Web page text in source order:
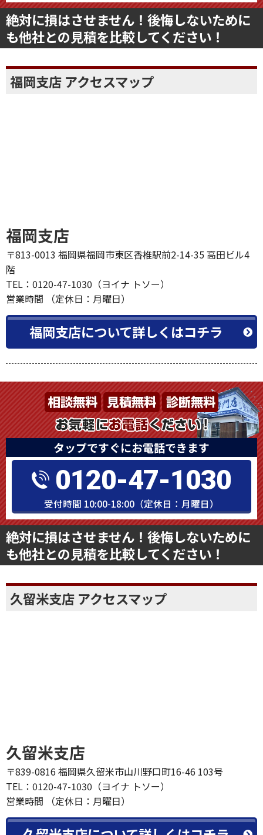
絶対に損はさせません！後悔しないために
も他社との見積を比較してください！
福岡支店 アクセスマップ
福岡支店
〒813-0013 福岡県福岡市東区香椎駅前2-14-35 高田ビル4
階
TEL：0120-47-1030（ヨイナ トソー）
営業時間 （定休日：月曜日）
福岡支店について詳しくはコチラ
タップですぐにお電話できます
0120-47-1030
受付時間 10:00-18:00（定休日：月曜日）
絶対に損はさせません！後悔しないために
も他社との見積を比較してください！
久留米支店 アクセスマップ
久留米支店
〒839-0816 福岡県久留米市山川野口町16-46 103号
TEL：0120-47-1030（ヨイナ トソー）
営業時間 （定休日：月曜日）